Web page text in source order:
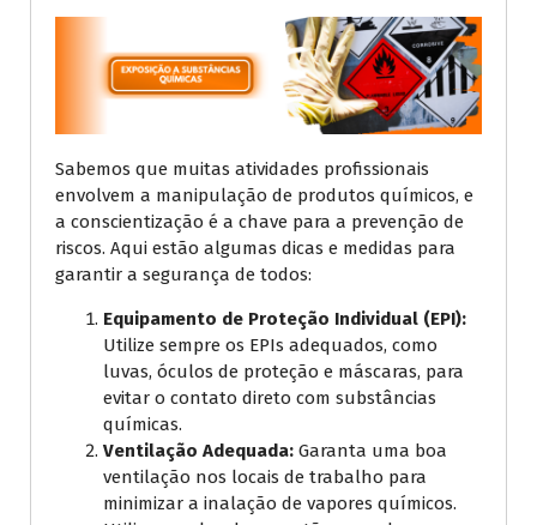
Sabemos que muitas atividades profissionais
envolvem a manipulação de produtos químicos, e
a conscientização é a chave para a prevenção de
riscos. Aqui estão algumas dicas e medidas para
garantir a segurança de todos:
Equipamento de Proteção Individual (EPI):
Utilize sempre os EPIs adequados, como
luvas, óculos de proteção e máscaras, para
evitar o contato direto com substâncias
químicas.
Ventilação Adequada: Garanta uma boa
ventilação nos locais de trabalho para
minimizar a inalação de vapores químicos.